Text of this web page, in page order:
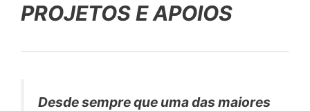
PROJETOS E APOIOS
Desde sempre que uma das maiores